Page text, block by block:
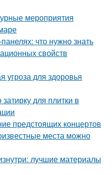
мероприятия
что нужно знать
свойств
угроза для здоровья
для плитки в
предстоящих концертов
места можно
лучшие материалы